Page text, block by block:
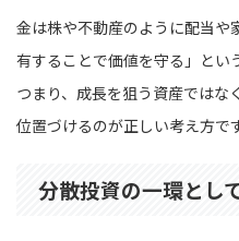
金は株や不動産のように配当や
有することで価値を守る」とい
つまり、成長を狙う資産ではなく
位置づけるのが正しい考え方です
分散投資の一環とし